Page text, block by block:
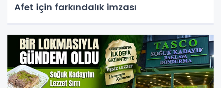
Afet için farkındalık imzası